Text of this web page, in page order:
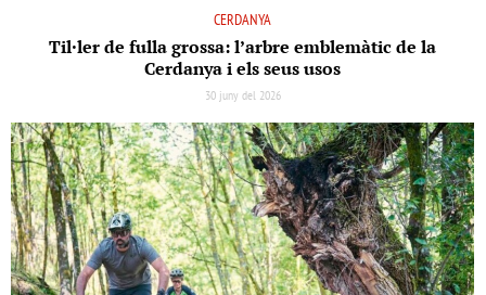
CERDANYA
Til·ler de fulla grossa: l’arbre emblemàtic de la
Cerdanya i els seus usos
30 juny del 2026